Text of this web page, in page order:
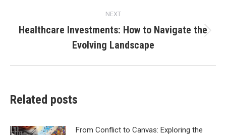
NEXT
post:
Healthcare Investments: How to Navigate the
Evolving Landscape
Related posts
From Conflict to Canvas: Exploring the